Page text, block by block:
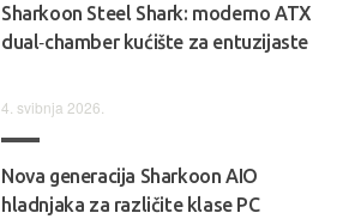
Sharkoon Steel Shark: moderno ATX
dual‑chamber kućište za entuzijaste
4. svibnja 2026.
Nova generacija Sharkoon AIO
hladnjaka za različite klase PC